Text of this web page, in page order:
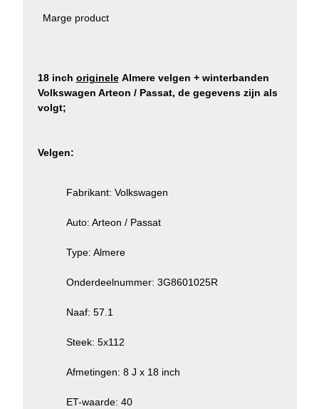
Marge product
18 inch origineleAlmere velgen + winterbanden
Volkswagen Arteon / Passat, de gegevens zijn als
volgt;
Velgen:
Fabrikant: Volkswagen
Auto: Arteon / Passat
Type: Almere
Onderdeelnummer: 3G8601025R
Naaf: 57.1
Steek: 5x112
Afmetingen: 8 J x 18 inch
ET-waarde: 40